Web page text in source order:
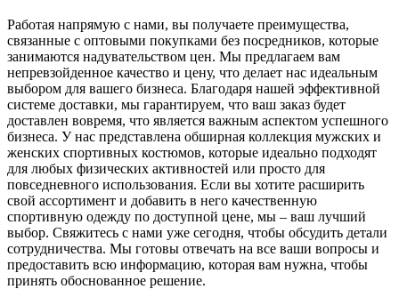
Работая напрямую с нами, вы получаете преимущества,
связанные с оптовыми покупками без посредников, которые
занимаются надувательством цен. Мы предлагаем вам
непревзойденное качество и цену, что делает нас идеальным
выбором для вашего бизнеса. Благодаря нашей эффективной
системе доставки, мы гарантируем, что ваш заказ будет
доставлен вовремя, что является важным аспектом успешного
бизнеса. У нас представлена обширная коллекция мужских и
женских спортивных костюмов, которые идеально подходят
для любых физических активностей или просто для
повседневного использования. Если вы хотите расширить
свой ассортимент и добавить в него качественную
спортивную одежду по доступной цене, мы – ваш лучший
выбор. Свяжитесь с нами уже сегодня, чтобы обсудить детали
сотрудничества. Мы готовы отвечать на все ваши вопросы и
предоставить всю информацию, которая вам нужна, чтобы
принять обоснованное решение.